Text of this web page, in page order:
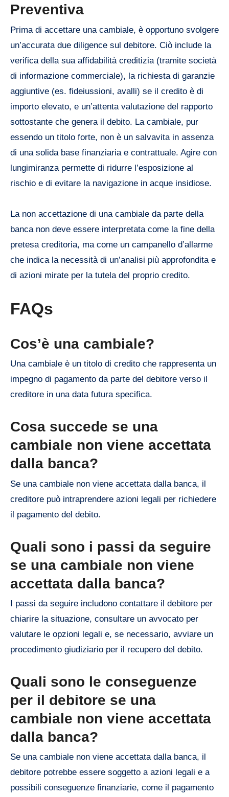
Preventiva
Prima di accettare una cambiale, è opportuno svolgere
un’accurata due diligence sul debitore. Ciò include la
verifica della sua affidabilità creditizia (tramite società
di informazione commerciale), la richiesta di garanzie
aggiuntive (es. fideiussioni, avalli) se il credito è di
importo elevato, e un’attenta valutazione del rapporto
sottostante che genera il debito. La cambiale, pur
essendo un titolo forte, non è un salvavita in assenza
di una solida base finanziaria e contrattuale. Agire con
lungimiranza permette di ridurre l’esposizione al
rischio e di evitare la navigazione in acque insidiose.
La non accettazione di una cambiale da parte della
banca non deve essere interpretata come la fine della
pretesa creditoria, ma come un campanello d’allarme
che indica la necessità di un’analisi più approfondita e
di azioni mirate per la tutela del proprio credito.
FAQs
Cos’è una cambiale?
Una cambiale è un titolo di credito che rappresenta un
impegno di pagamento da parte del debitore verso il
creditore in una data futura specifica.
Cosa succede se una
cambiale non viene accettata
dalla banca?
Se una cambiale non viene accettata dalla banca, il
creditore può intraprendere azioni legali per richiedere
il pagamento del debito.
Quali sono i passi da seguire
se una cambiale non viene
accettata dalla banca?
I passi da seguire includono contattare il debitore per
chiarire la situazione, consultare un avvocato per
valutare le opzioni legali e, se necessario, avviare un
procedimento giudiziario per il recupero del debito.
Quali sono le conseguenze
per il debitore se una
cambiale non viene accettata
dalla banca?
Se una cambiale non viene accettata dalla banca, il
debitore potrebbe essere soggetto a azioni legali e a
possibili conseguenze finanziarie, come il pagamento